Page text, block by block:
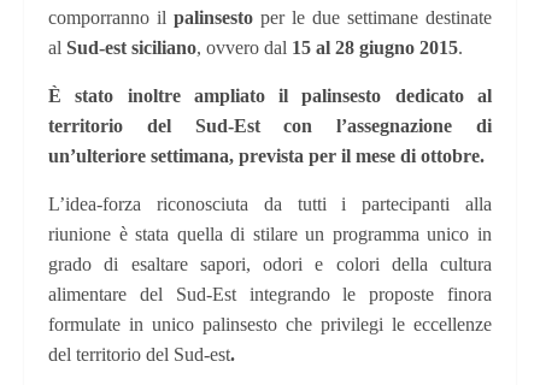
comporranno il palinsesto per le due settimane destinate
al Sud-est siciliano, ovvero dal 15 al 28 giugno 2015.
È stato inoltre ampliato il palinsesto dedicato al
territorio del Sud-Est con l’assegnazione di
un’ulteriore settimana, prevista per il mese di ottobre.
L’idea-forza riconosciuta da tutti i partecipanti
alla
riunione è stata quella di stilare un programma unico in
grado di esaltare
sapori, odori e colori della cultura
alimentare del Sud-Est integrando le proposte finora
formulate in unico palinsesto che privilegi le eccellenze
del territorio del Sud-est.